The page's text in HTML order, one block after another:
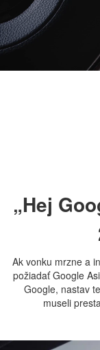
„Hej
Ak vonku mrzne a
požiadať Google
Google, nastav
museli